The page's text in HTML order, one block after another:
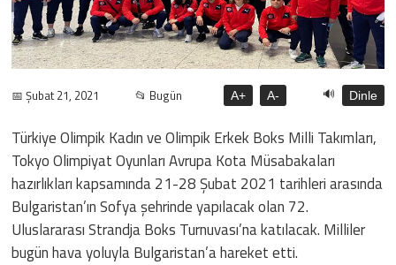
📅 Şubat 21, 2021 📂 Bugün A+ A- 🔊 Dinle
Türkiye Olimpik Kadın ve Olimpik Erkek Boks Milli Takımları,
Tokyo Olimpiyat Oyunları Avrupa Kota Müsabakaları
hazırlıkları kapsamında 21-28 Şubat 2021 tarihleri arasında
Bulgaristan’ın Sofya şehrinde yapılacak olan 72.
Uluslararası Strandja Boks Turnuvası’na katılacak. Milliler
bugün hava yoluyla Bulgaristan’a hareket etti.